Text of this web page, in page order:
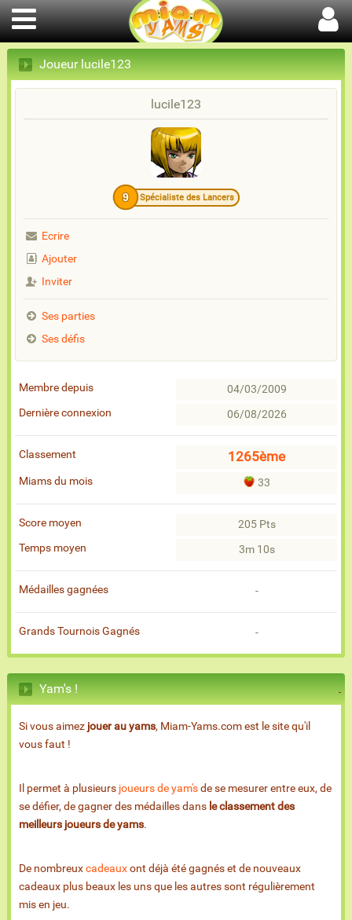
Joueur lucile123
lucile123
9 Spécialiste des Lancers
Ecrire
Ajouter
Inviter
Ses parties
Ses défis
Membre depuis
04/03/2009
Dernière connexion
06/08/2026
Classement 1265ème
Miams du mois 33
Score moyen
205 Pts
Temps moyen
3m 10s
Médailles gagnées -
Grands Tournois Gagnés -
Yam's !
Si vous aimez jouer au yams, Miam-Yams.com est le site qu'il
vous faut !
Il permet à plusieurs joueurs de yam'sde se mesurer entre eux, de
se défier, de gagner des médailles dans le classement des
meilleurs joueurs de yams.
De nombreuxcadeauxont déjà été gagnés et de nouveaux
cadeaux plus beaux les uns que les autres sont régulièrement
mis en jeu.